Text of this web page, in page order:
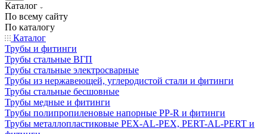
Каталог
По всему сайту
По каталогу
Каталог
Трубы и фитинги
Трубы стальные ВГП
Трубы стальные электросварные
Трубы из нержавеющей, углеродистой стали и фитинги
Трубы стальные бесшовные
Трубы медные и фитинги
Трубы полипропиленовые напорные PP-R и фитинги
Трубы металлопластиковые PEX-AL-PEX, PERT-AL-PERT и